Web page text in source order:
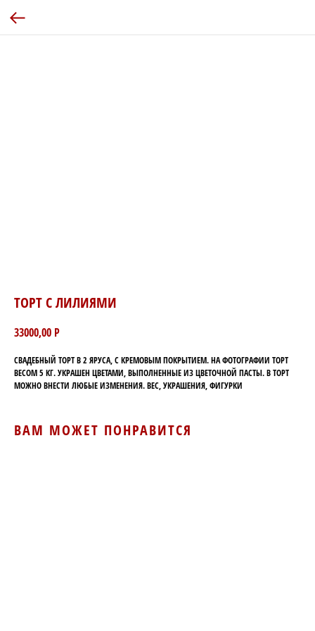
ТОРТ С ЛИЛИЯМИ
33000,00 Р
СВАДЕБНЫЙ ТОРТ В 2 ЯРУСА, С КРЕМОВЫМ ПОКРЫТИЕМ. НА ФОТОГРАФИИ ТОРТ
ВЕСОМ 5 КГ. УКРАШЕН ЦВЕТАМИ, ВЫПОЛНЕННЫЕ ИЗ ЦВЕТОЧНОЙ ПАСТЫ. В ТОРТ
МОЖНО ВНЕСТИ ЛЮБЫЕ ИЗМЕНЕНИЯ. ВЕС, УКРАШЕНИЯ, ФИГУРКИ
ВАМ МОЖЕТ ПОНРАВИТСЯ